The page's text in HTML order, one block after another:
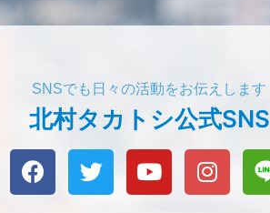
北村タカトシ公式SNS
SNSでも日々の活動をお伝えします